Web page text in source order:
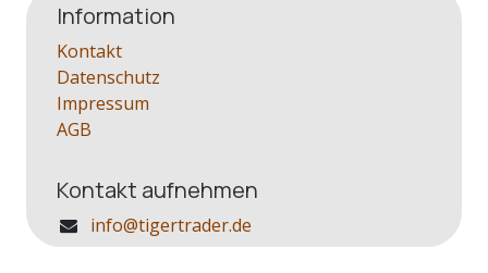
Information
Kontakt
Datenschutz
Impressum
AGB
Kontakt aufnehmen
info@tigertrader.de